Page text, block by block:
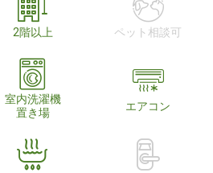
2階以上 ペット相談可
室内洗濯機
置き場
エアコン